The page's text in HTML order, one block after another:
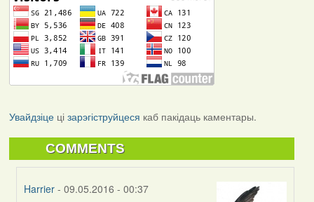
Увайдзіцеці зарэгіструйцеся каб пакідаць каментары.
COMMENTS
Harrier - 09.05.2016 - 00:37